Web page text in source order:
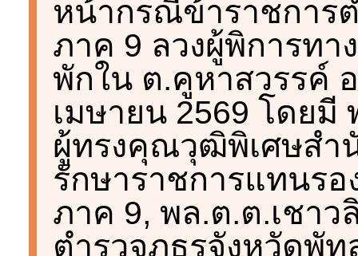
หน้ากรณีข้าราชการ
ภาค 9 ลวงผู้พิการท
พักใน ต.คูหาสวรรค์
เมษายน 2569 โดย
ผู้ทรงคุณวุฒิพิเศษสำ
รักษาราชการแทนร
ภาค 9, พล.ต.ต.เชาว
ตำรวจภูธรจังหวัดพั